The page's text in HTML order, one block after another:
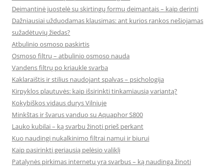
Deimantinė juostelė su skirtingų formų deimantais – kaip derinti
Dažniausiai užduodamas klausimas: ant kurios rankos nešiojamas
sužadėtuvių žiedas?
Atbulinio osmoso paskirtis
Osmoso filtrų – atbulinio osmoso nauda
Vandens filtrų po kriaukle svarba
Kaklaraištis ir stilius naudojant spalvas – psichologija
Kirpyklos plautuvės: kaip išsirinkti tinkamiausią variantą?
Kokybiškos vidaus durys Vilniuje
Minkštas ir švarus vanduo su Aquaphor S800
Lauko kubilai – ką svarbu žinoti prieš perkant
Kuo naudingi nukalkinimo filtrai namui ir biurui
Kaip pasirinkti geriausią pelėsio valiklį
Patalynės pirkimas internetu yra svarbus – ką naudinga žinoti